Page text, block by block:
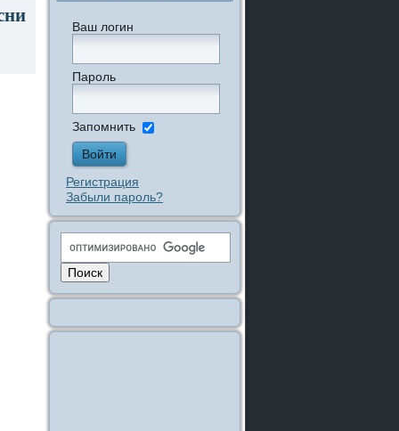
Ваш логин
Пароль
Запомнить
Регистрация
Забыли пароль?